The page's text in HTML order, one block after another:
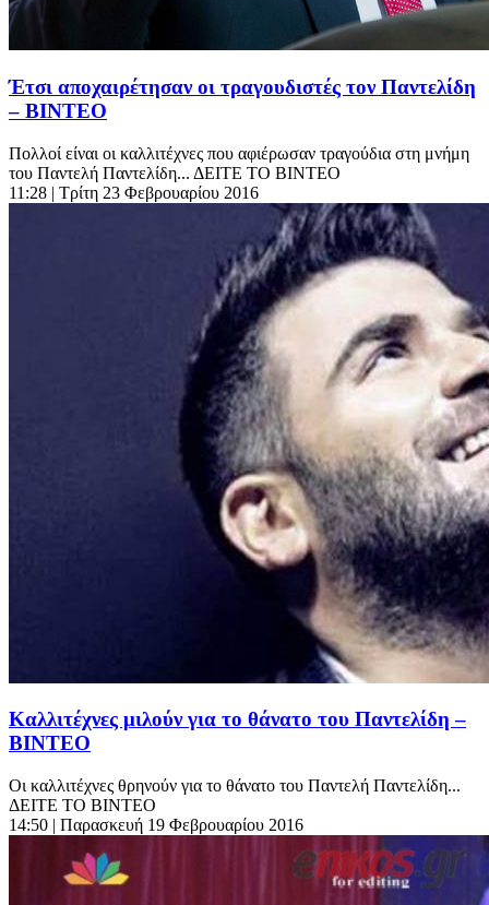
Έτσι αποχαιρέτησαν οι τραγουδιστές τον Παντελίδη
– ΒΙΝΤΕΟ
Πολλοί είναι οι καλλιτέχνες που αφιέρωσαν τραγούδια στη μνήμη
του Παντελή Παντελίδη... ΔΕΙΤΕ ΤΟ ΒΙΝΤΕΟ
11:28 | Τρίτη 23 Φεβρουαρίου 2016
Καλλιτέχνες μιλούν για το θάνατο του Παντελίδη –
ΒΙΝΤΕΟ
Οι καλλιτέχνες θρηνούν για το θάνατο του Παντελή Παντελίδη...
ΔΕΙΤΕ ΤΟ ΒΙΝΤΕΟ
14:50 | Παρασκευή 19 Φεβρουαρίου 2016